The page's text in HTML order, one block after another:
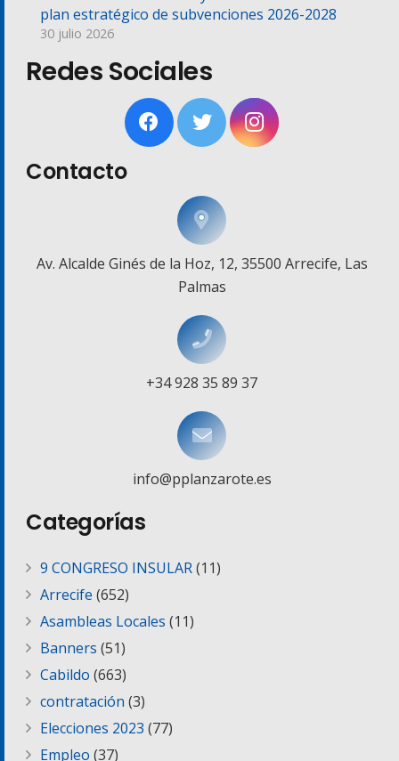
plan estratégico de subvenciones 2026-2028
30 julio 2026
Redes Sociales
Contacto
Av. Alcalde Ginés de la Hoz, 12, 35500 Arrecife, Las
Palmas
+34 928 35 89 37
info@pplanzarote.es
Categorías
9 CONGRESO INSULAR(11)
Arrecife (652)
Asambleas Locales (11)
Banners (51)
Cabildo (663)
contratación (3)
Elecciones 2023 (77)
Empleo (37)